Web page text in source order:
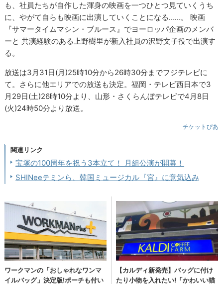
も、社員たちが自作した渾身の映画を一つひとつ見ていくうち
に、やがて自らも映画に出演していくことになる……。 映画
『サマータイムマシン・ブルース』でヨーロッパ企画のメンバ
ーと 共演経験のある上野樹里が新入社員の沢野文子役で出演す
る。
放送は3月31日(月)25時10分から26時30分までフジテレビに
て。さらに他エリアでの放送も決定。福岡・テレビ西日本で3
月29日(土)26時10分より、山形・さくらんぼテレビで4月8日
(火)24時50分より放送。
チケットぴあ
関連リンク
宝塚の100周年を祝う3本立て！ 月組公演が開幕！
SHINeeテミンら、韓国ミュージカル『宮』に意気込み